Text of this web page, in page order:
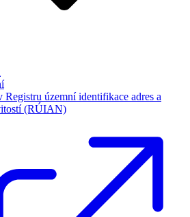
Registru územní identifikace adres a
(RÚIAN)